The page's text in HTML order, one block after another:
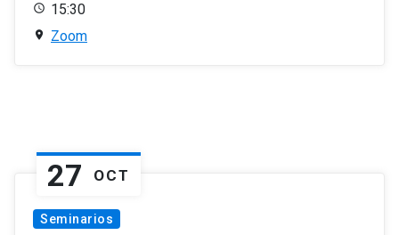
15:30
Zoom
27 OCT
Seminarios